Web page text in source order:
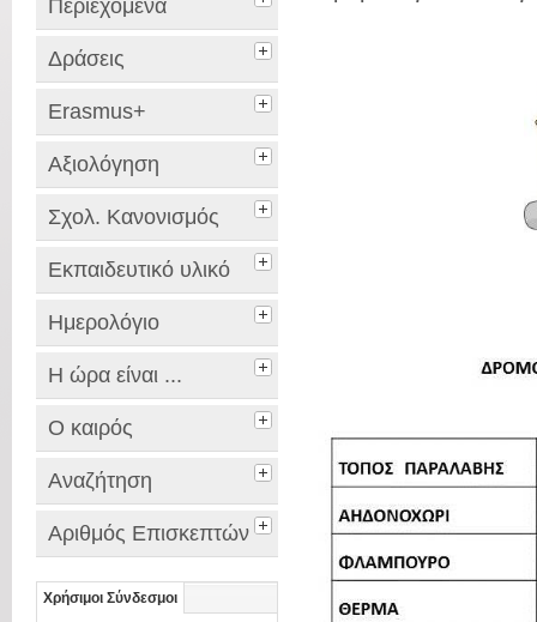
Περιεχόμενα
Δράσεις
Erasmus+
Αξιολόγηση
Σχολ. Κανονισμός
Εκπαιδευτικό υλικό
Ημερολόγιο
Η ώρα είναι ...
Ο καιρός
Αναζήτηση
Αριθμός Επισκεπτών
Χρήσιμοι Σύνδεσμοι